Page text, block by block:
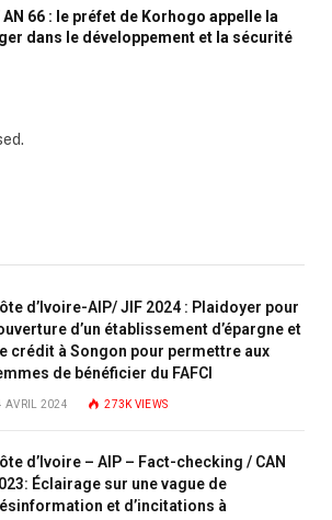
66 : le préfet de Korhogo appelle la
dans le développement et la sécurité
d’Ivoire-AIP/ JIF 2024 : Plaidoyer pour
d’un établissement d’épargne et
crédit à Songon pour permettre aux
de bénéficier du FAFCI
AVRIL 2024 273KVIEWS
d’Ivoire – AIP – Fact-checking / CAN
Éclairage sur une vague de
et d’incitations à